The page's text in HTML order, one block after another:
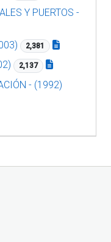
Y PUERTOS -
2,381
2,137
- (1992)